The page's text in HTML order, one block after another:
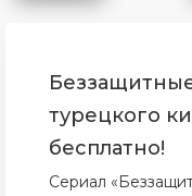
турецкого
бесплатно!
Сериал